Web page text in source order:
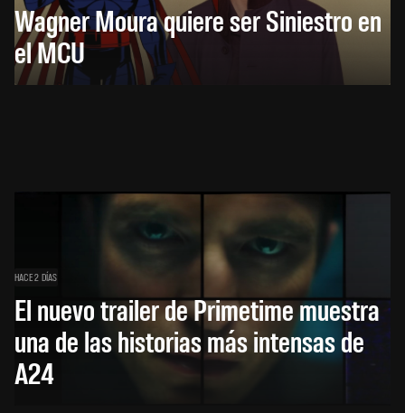
Wagner Moura quiere ser Siniestro en
el MCU
HACE 2 DÍAS
El nuevo trailer de Primetime muestra
una de las historias más intensas de
A24